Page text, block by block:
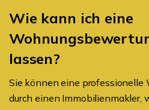
Wie kann ich eine
lassen?
Sie können eine professionelle
durch einen Immobilienmakler,